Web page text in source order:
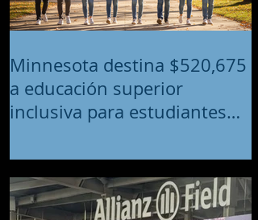
Minnesota destina $520,675
a educación superior
inclusiva para estudiantes
intelectuales y del desarrollo